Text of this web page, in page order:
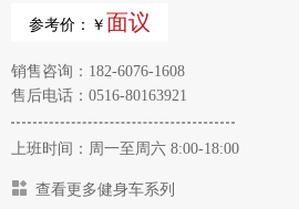
参考价：￥ 面议
销售咨询：182-6076-1608
售后电话：0516-80163921
上班时间：周一至周六 8:00-18:00
查看更多健身车系列